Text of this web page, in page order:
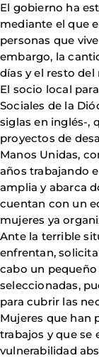
El gobierno ha
mediante el que
personas que
embargo, la
días y el resto
El socio local
Sociales de la
siglas en inglés-,
proyectos de
Manos Unidas,
años trabajando
amplia y abarca
cuentan con un
mujeres ya
Ante la terrible
enfrentan,
cabo un
seleccionadas,
para cubrir las
Mujeres que han
trabajos y que se
vulnerabilidad